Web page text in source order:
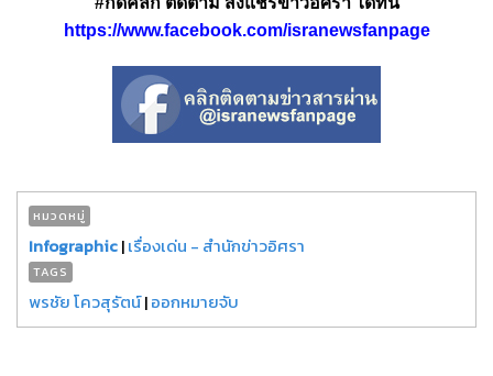
https://www.facebook.com/isranewsfanpage
หมวดหมู่
Infographic|เรื่องเด่น - สำนักข่าวอิศรา
TAGS
พรชัย โควสุรัตน์|ออกหมายจับ